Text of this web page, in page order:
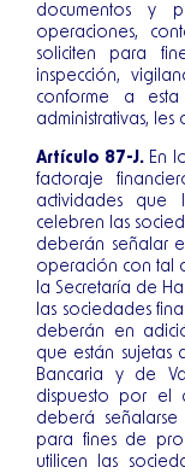
documentos y
operaciones,
soliciten para
inspección,
conforme a
administrativas,
Artículo 87-J.En
factoraje
actividades que
celebren las
deberán señalar
operación con tal
la Secretaría de
las sociedades
deberán en
que están sujetas
Bancaria y de
dispuesto por el
deberá
para fines de
utilicen las